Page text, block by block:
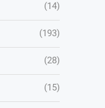
(14)
(193)
(28)
(15)